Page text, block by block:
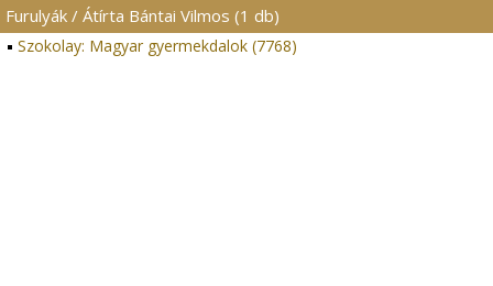
Furulyák / Átírta Bántai Vilmos (1 db)
Szokolay: Magyar gyermekdalok (7768)